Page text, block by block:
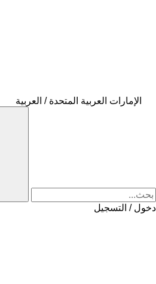
الإمارات العربية المتحدة / العربية
دخول / التسجيل